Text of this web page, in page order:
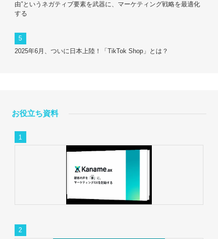
由”というネガティブ要素を武器に、マーケティング戦略を最適化
する
2025年6月、ついに日本上陸！「TikTok Shop」とは？
お役立ち資料